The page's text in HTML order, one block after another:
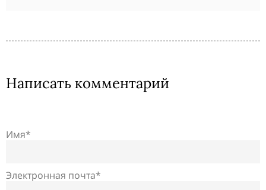
Написать комментарий
Имя*
Электронная почта*